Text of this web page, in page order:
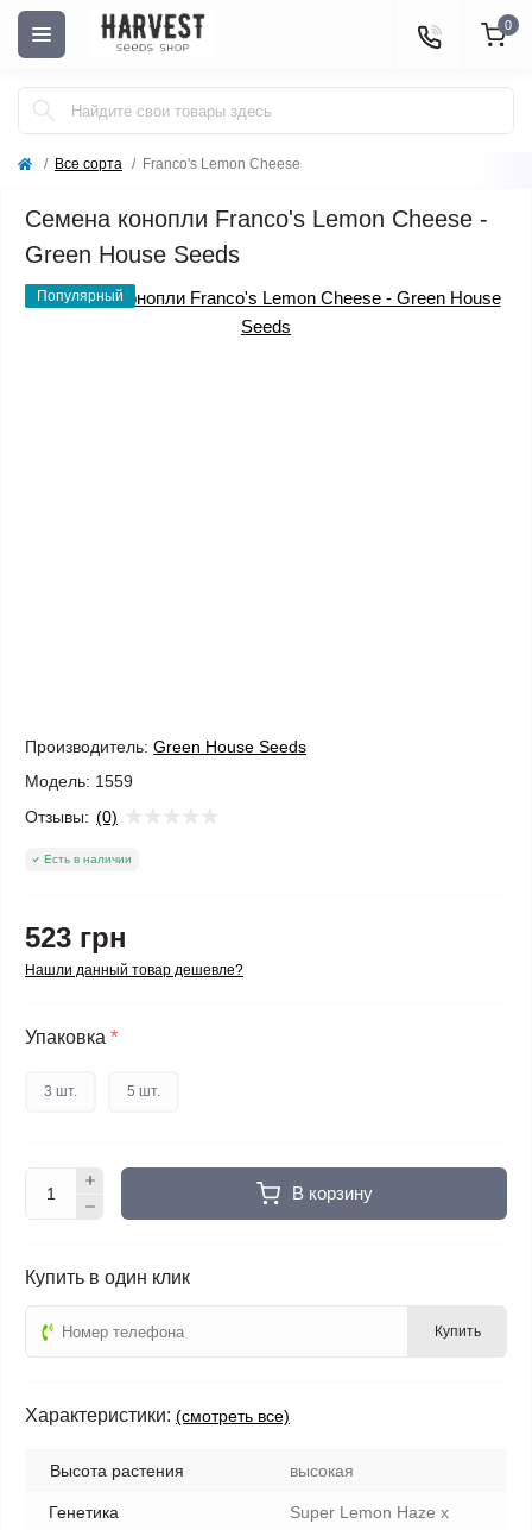
0
Все сорта Franco's Lemon Cheese
Семена конопли Franco's Lemon Cheese -
Green House Seeds
Популярный
Производитель: Green House Seeds
Модель: 1559
Отзывы: (0)
Есть в наличии
523 грн
Нашли данный товар дешевле?
Упаковка *
3 шт. 5 шт.
В корзину
Купить в один клик
Купить
Характеристики: (смотреть все)
Высота растения высокая
Генетика
Super Lemon Haze x